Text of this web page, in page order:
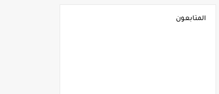
المتابعون